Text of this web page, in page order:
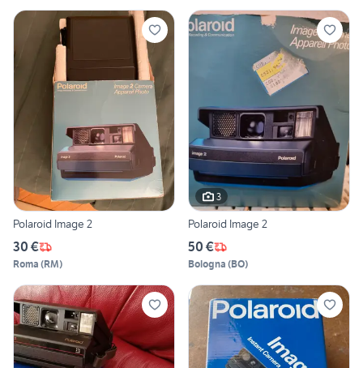
Polaroid Image 2
30 €
Roma (RM)
3
Polaroid Image 2
50 €
Bologna (BO)